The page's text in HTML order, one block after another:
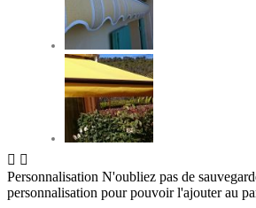
 
Personnalisation N'oubliez pas de
personnalisation pour pouvoir l'ajouter au